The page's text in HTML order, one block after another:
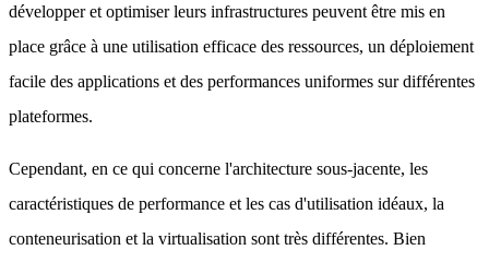
développer et optimiser leurs infrastructures peuvent être mis en
place grâce à une utilisation efficace des ressources, un déploiement
facile des applications et des performances uniformes sur différentes
plateformes.
Cependant, en ce qui concerne l'architecture sous-jacente, les
caractéristiques de performance et les cas d'utilisation idéaux, la
conteneurisation et la virtualisation sont très différentes. Bien